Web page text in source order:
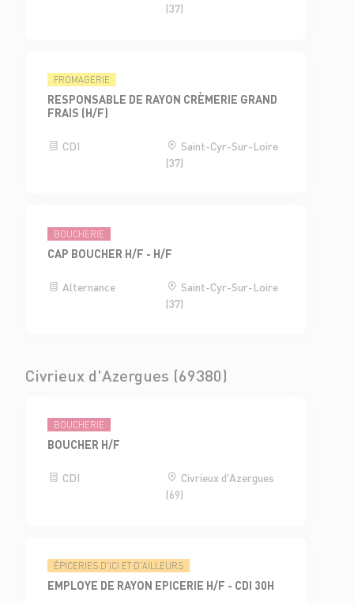
(37)
FROMAGERIE
RESPONSABLE DE RAYON CRÈMERIE GRAND
FRAIS (H/F)
CDI
Saint-Cyr-Sur-Loire
(37)
BOUCHERIE
CAP BOUCHER H/F - H/F
Alternance
Saint-Cyr-Sur-Loire
(37)
Civrieux d'Azergues (69380)
BOUCHERIE
BOUCHER H/F
CDI
Civrieux d'Azergues
(69)
ÉPICERIES D'ICI ET D'AILLEURS
EMPLOYE DE RAYON EPICERIE H/F - CDI 30H